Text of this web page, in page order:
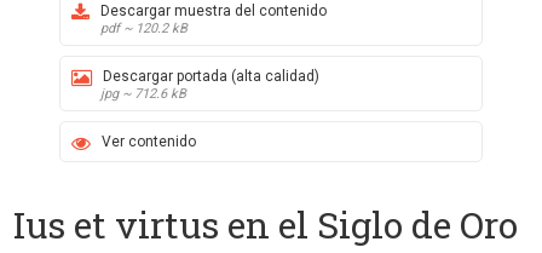
Descargar muestra del contenido
pdf ~ 120.2 kB
Descargar portada (alta calidad)
jpg ~ 712.6 kB
Ver contenido
Ius et virtus en el Siglo de Oro